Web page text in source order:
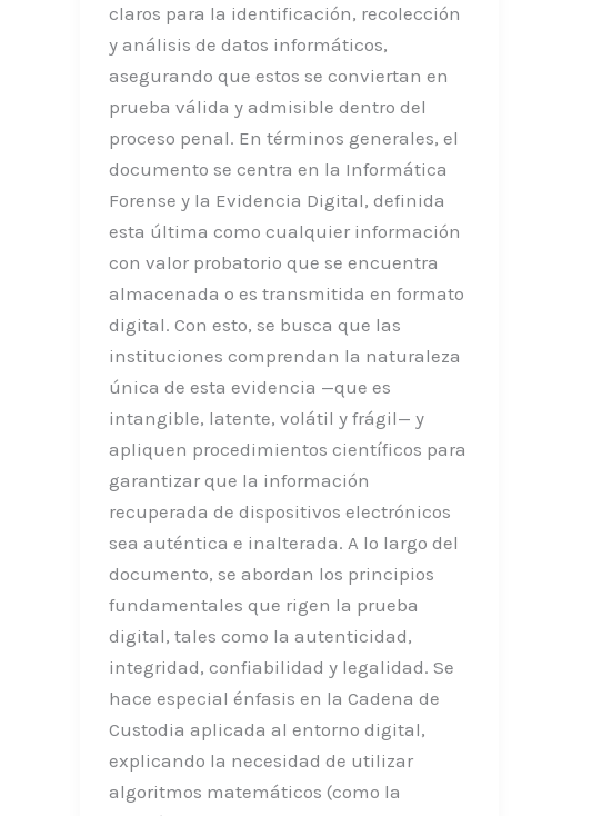
claros para la identificación, recolección
y análisis de datos informáticos,
asegurando que estos se conviertan en
prueba válida y admisible dentro del
proceso penal. En términos generales, el
documento se centra en la Informática
Forense y la Evidencia Digital, definida
esta última como cualquier información
con valor probatorio que se encuentra
almacenada o es transmitida en formato
digital. Con esto, se busca que las
instituciones comprendan la naturaleza
única de esta evidencia —que es
intangible, latente, volátil y frágil— y
apliquen procedimientos científicos para
garantizar que la información
recuperada de dispositivos electrónicos
sea auténtica e inalterada. A lo largo del
documento, se abordan los principios
fundamentales que rigen la prueba
digital, tales como la autenticidad,
integridad, confiabilidad y legalidad. Se
hace especial énfasis en la Cadena de
Custodia aplicada al entorno digital,
explicando la necesidad de utilizar
algoritmos matemáticos (como la